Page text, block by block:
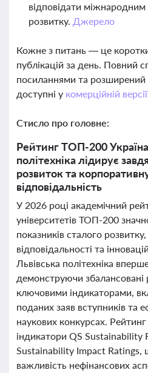
відповідати
розвитку. Джерело
Кожне з питань — це
публікацій за день. Повний
посиланнями та розширений
доступні у комерційній
Стисло про головне:
Рейтинг ТОП-200
політехніка лідирує
розвиток та
відповідальність
У 2026 році академічний
університетів ТОП-200
показників сталого розвитку,
відповідальності та
Львівська політехніка
демонструючи збалансовані
ключовими індикаторами,
поданих заяв вступників та
наукових конкурсах.
індикатори QS Sustainability
Sustainability Impact Ratings,
важливість нефінансових